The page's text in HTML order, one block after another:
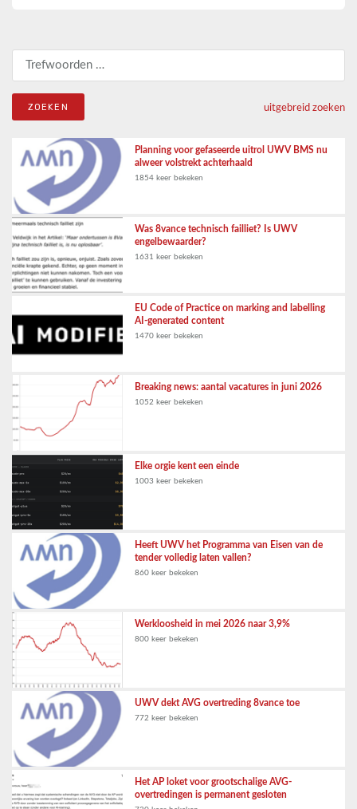
Zoeken naar:
uitgebreid zoeken
Planning voor gefaseerde uitrol UWV BMS nu
alweer volstrekt achterhaald
1854 keer bekeken
Was 8vance technisch failliet? Is UWV
engelbewaarder?
1631 keer bekeken
EU Code of Practice on marking and labelling
AI-generated content
1470 keer bekeken
Breaking news: aantal vacatures in juni 2026
1052 keer bekeken
Elke orgie kent een einde
1003 keer bekeken
Heeft UWV het Programma van Eisen van de
tender volledig laten vallen?
860 keer bekeken
Werkloosheid in mei 2026 naar 3,9%
800 keer bekeken
UWV dekt AVG overtreding 8vance toe
772 keer bekeken
Het AP loket voor grootschalige AVG-
overtredingen is permanent gesloten